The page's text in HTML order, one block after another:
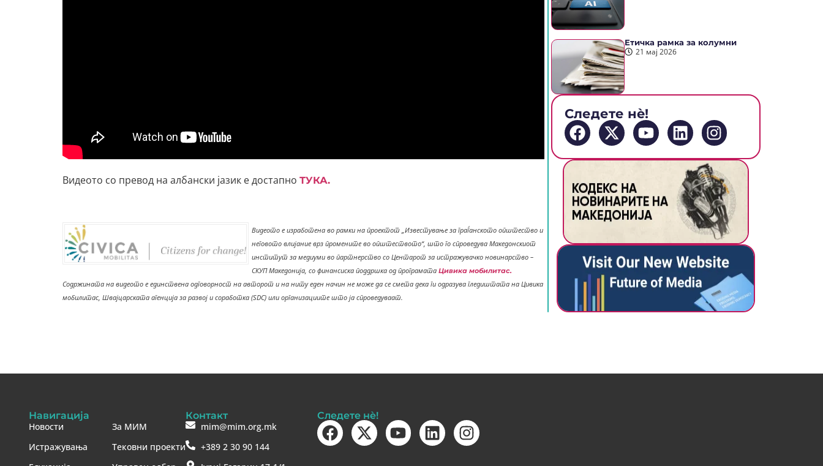
Видеото со превод на албански јазик е достапно ТУКА.
Видеото е изработена во рамки на проектот „Известување за граѓанското општество и
неговото влијание врз промените во општеството“, што го спроведува Македонскиот
институт за медиуми во партнерство со Центарот за истражувачко новинарство –
СКУП Македонија, со финансиска поддршка од програмата Цивика мобилитас.
Содржината на видеото е единствена одговорност на авторот и на ниту еден начин не може да се смета дека ги одразува гледиштата на Цивика
мобилитас, Швајцарската агенција за развој и соработка (SDC) или организациите што ја спроведуваат.
Етичка рамка за колумни
21 мај 2026
Следете нè!
Навигација
Новости
Истражувања
За МИМ
Тековни проекти
Контакт
mim@mim.org.mk
+389 2 30 90 144
Следете нè!